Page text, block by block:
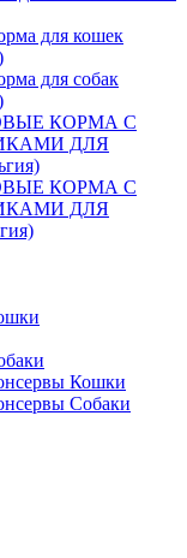
для кошек
для собак
КОРМА С
ДЛЯ
КОРМА С
ДЛЯ
Кошки
Собаки